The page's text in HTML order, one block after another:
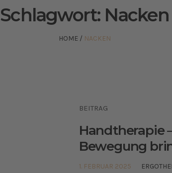
Schlagwort: Nacken
HOME / NACKEN
BEITRAG
Handtherapie
Bewegung
1. FEBRUAR 2025